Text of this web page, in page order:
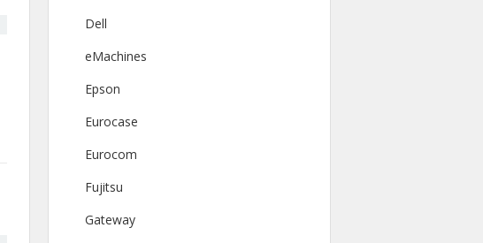
Dell
eMachines
Epson
Eurocase
Eurocom
Fujitsu
Gateway